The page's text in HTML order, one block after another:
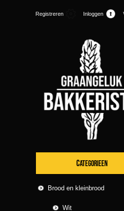
Registreren Inloggen
CATEGORIEEN
Brood en kleinbrood
Wit